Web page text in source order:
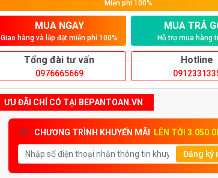
Miễn phí 100%
MUA NGAY
Giao hàng và lắp đặt miễn phí 100%
MUA TRẢ
Hỗ trợ mua hàng
Tổng đài tư vấn
0976665669
Hotline
ƯU ĐÃI CHỈ CÓ TẠI BEPANTOAN.VN
CHƯƠNG TRÌNH KHUYẾN MÃI LÊN TỚI
Đăng ký